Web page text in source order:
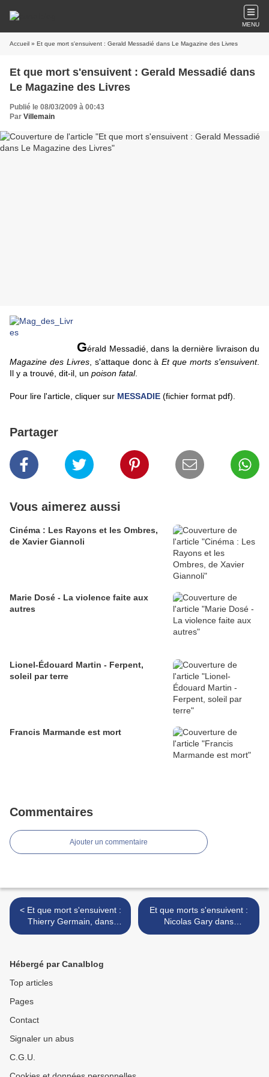
MENU
Accueil » Et que mort s'ensuivent : Gerald Messadié dans Le Magazine des Livres
Et que mort s'ensuivent : Gerald Messadié dans
Le Magazine des Livres
Publié le 08/03/2009 à 00:43
Par Villemain
Gérald Messadié, dans la dernière livraison du
Magazine des Livres, s'attaque donc àEt que morts s'ensuivent.
Il y a trouvé, dit-il, un poison fatal.
Pour lire l'article, cliquer sur MESSADIE (fichier format pdf).
Partager
Vous aimerez aussi
Cinéma : Les Rayons et les Ombres,
de Xavier Giannoli
Marie Dosé - La violence faite aux
autres
Lionel-Édouard Martin - Ferpent,
soleil par terre
Francis Marmande est mort
Commentaires
Ajouter un commentaire
< Et que mort s'ensuivent :
Thierry Germain, dans
Esprit Critique
Et que morts s'ensuivent :
Nicolas Gary dans
ActuaLitté >
Hébergé par Canalblog
Top articles
Pages
Contact
Signaler un abus
C.G.U.